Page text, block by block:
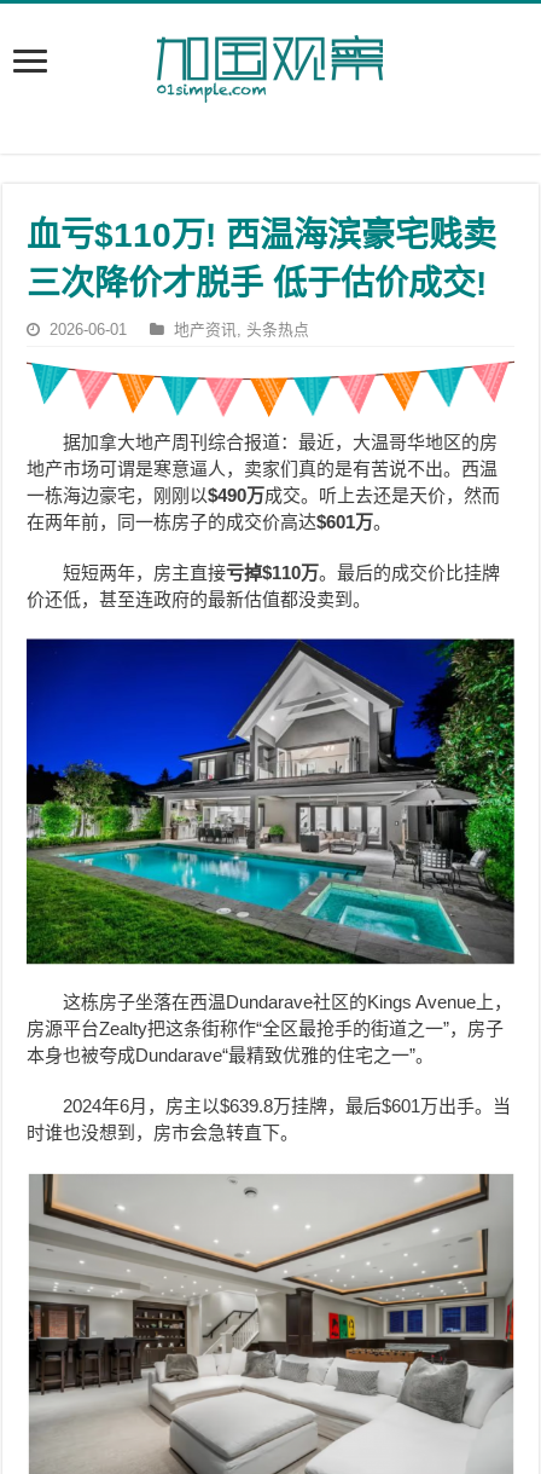
血亏$110万! 西温海滨豪宅贱卖
三次降价才脱手 低于估价成交!
2026-06-01 地产资讯,头条热点
据加拿大地产周刊综合报道：最近，大温哥华地区的房
地产市场可谓是寒意逼人，卖家们真的是有苦说不出。西温
一栋海边豪宅，刚刚以$490万成交。听上去还是天价，然而
在两年前，同一栋房子的成交价高达$601万。
短短两年，房主直接亏掉$110万。最后的成交价比挂牌
价还低，甚至连政府的最新估值都没卖到。
这栋房子坐落在西温Dundarave社区的Kings Avenue上，
房源平台Zealty把这条街称作“全区最抢手的街道之一”，房子
本身也被夸成Dundarave“最精致优雅的住宅之一”。
2024年6月，房主以$639.8万挂牌，最后$601万出手。当
时谁也没想到，房市会急转直下。